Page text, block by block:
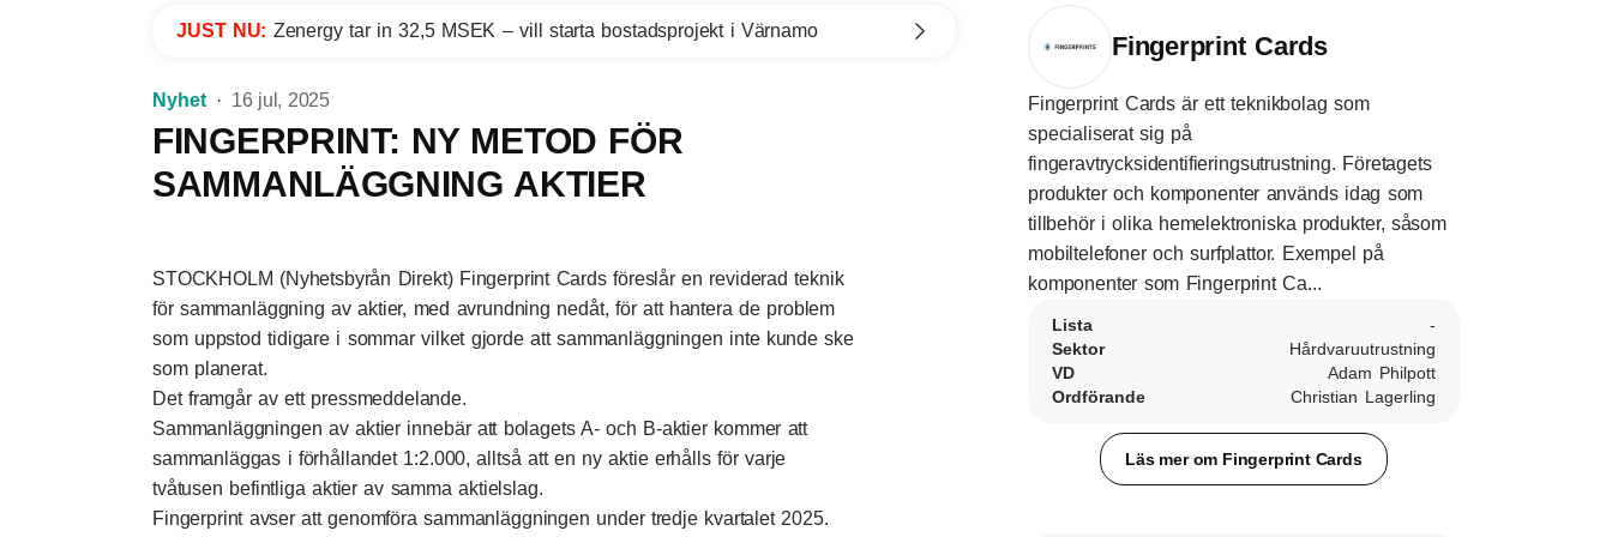
JUST NU: Zenergy tar in 32,5 MSEK – vill starta bostadsprojekt i Värnamo
Nyhet 16 jul, 2025
FINGERPRINT: NY METOD FÖR
SAMMANLÄGGNING AKTIER
STOCKHOLM (Nyhetsbyrån Direkt) Fingerprint Cards föreslår en reviderad teknik
för sammanläggning av aktier, med avrundning nedåt, för att hantera de problem
som uppstod tidigare i sommar vilket gjorde att sammanläggningen inte kunde ske
som planerat.
Det framgår av ett pressmeddelande.
Sammanläggningen av aktier innebär att bolagets A- och B-aktier kommer att
sammanläggas i förhållandet 1:2.000, alltså att en ny aktie erhålls för varje
tvåtusen befintliga aktier av samma aktielslag.
Fingerprint avser att genomföra sammanläggningen under tredje kvartalet 2025.
Fingerprint Cards
Fingerprint Cards är ett teknikbolag som
specialiserat sig på
fingeravtrycksidentifieringsutrustning. Företagets
produkter och komponenter används idag som
tillbehör i olika hemelektroniska produkter, såsom
mobiltelefoner och surfplattor. Exempel på
komponenter som Fingerprint Ca...
Lista
-
Sektor
Hårdvaruutrustning
VD
Adam Philpott
Ordförande
Christian Lagerling
Läs mer om Fingerprint Cards